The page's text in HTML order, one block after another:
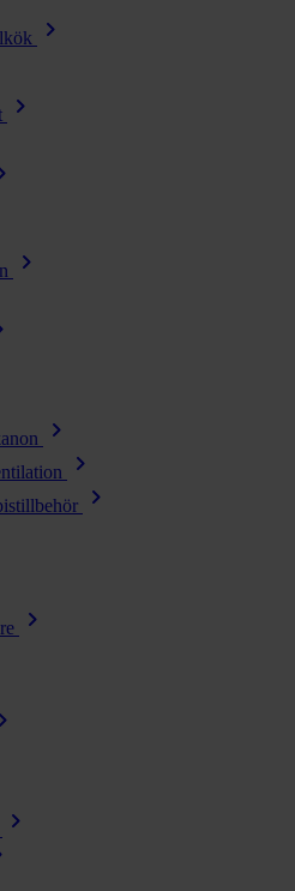
chevron_right
chevron_right
chevron_right
chevron_right
chevron_right
chevron_right
chevron_right
chevron_right
chevron_right